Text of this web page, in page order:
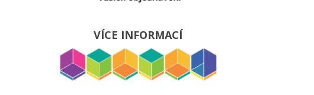
VÍCE INFORMACÍ